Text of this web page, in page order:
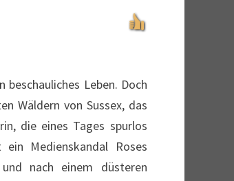
Leben. Doch
Wäldern von Sussex, das
die eines Tages spurlos
Medienskandal Roses
nach einem düsteren